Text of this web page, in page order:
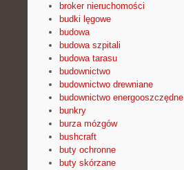
broker nieruchomości
budki lęgowe
budowa
budowa szpitali
budowa tarasu
budownictwo
budownictwo drewniane
budownictwo energooszczędne
bunkry
burza mózgów
bushcraft
buty ochronne
buty skórzane